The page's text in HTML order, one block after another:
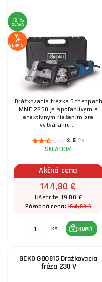
-12 %
ZĽAVA
SERVIS+
Drážkovacia frézka Scheppach
MNF 2250 je spoľahlivým a
efektívnym riešením pre
vytváranie ...
2.5 2x
SKLADOM
Akčná cena
144,80 €
Ušetríte 19,80 €
Pôvodná cena:164,60 €
ks KÚPIŤ
GEKO G80815 Dražkovacia
fréza 230 V